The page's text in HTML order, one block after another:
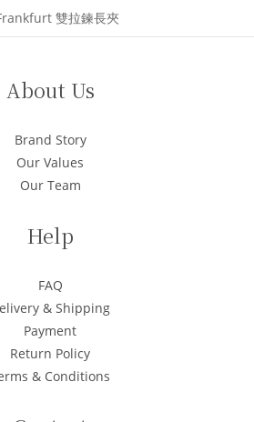
About Us
Brand Story
Our Values
Our Team
Help
FAQ
& Shipping
Payment
Return Policy
& Conditions